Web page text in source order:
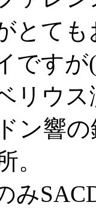
とて
です
リウ
ン響
。
み